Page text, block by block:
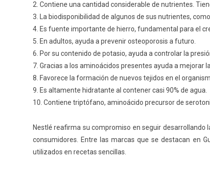
2. Contiene una cantidad considerable de nutrientes
3.
La biodisponibilidad de algunos de sus nutrientes,
4. Es fuente importante de hierro, fundamental para el
5. En adultos, ayuda a prevenir osteoporosis a futuro.
6. Por su contenido de potasio, ayuda a controlar la
7. Gracias a los aminoácidos presentes ayuda a mejorar
8. Favorece la formación de nuevos tejidos en el
9. Es altamente hidratante al contener casi 90% de agua.
10. Contiene triptófano, aminoácido precursor de
Nestlé reafirma su compromiso en seguir desarrollando
consumidores.
Entre las marcas que se destacan en
utilizados en recetas sencillas